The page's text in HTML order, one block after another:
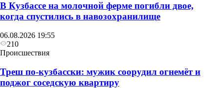
В Кузбассе на молочной ферме погибли двое,
когда спустились в навозохранилище
06.08.2026 19:55
210
Происшествия
Треш по-кузбасски: мужик соорудил огнемёт и
поджог соседскую квартиру